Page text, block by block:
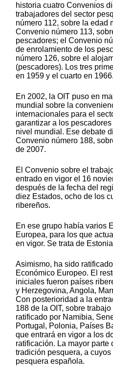
historia cuatro Convenios
trabajadores del sector
número 112, sobre la edad
Convenio número 113,
pescadores; el Convenio
de enrolamiento de los
número 126, sobre el
(pescadores). Los tres
en 1959 y el cuarto en 1966.
En 2002, la OIT puso en
mundial sobre la
internacionales para el
garantizar a los
nivel mundial. Ese debate
Convenio número 188,
de 2007.
El Convenio sobre el
entrado en vigor el 16
después de la fecha del
diez Estados, ocho de los
ribereños.
En ese grupo había varios
Europea, para los que
en vigor. Se trata de
Asimismo, ha sido
Económico Europeo. El
iniciales fueron países
y Herzegovina, Angola,
Con posterioridad a la
188 de la OIT, sobre
ratificado por Namibia,
Portugal, Polonia, Países
que entrará en vigor a los
ratificación. La mayor parte
tradición pesquera, a
pesquera española.